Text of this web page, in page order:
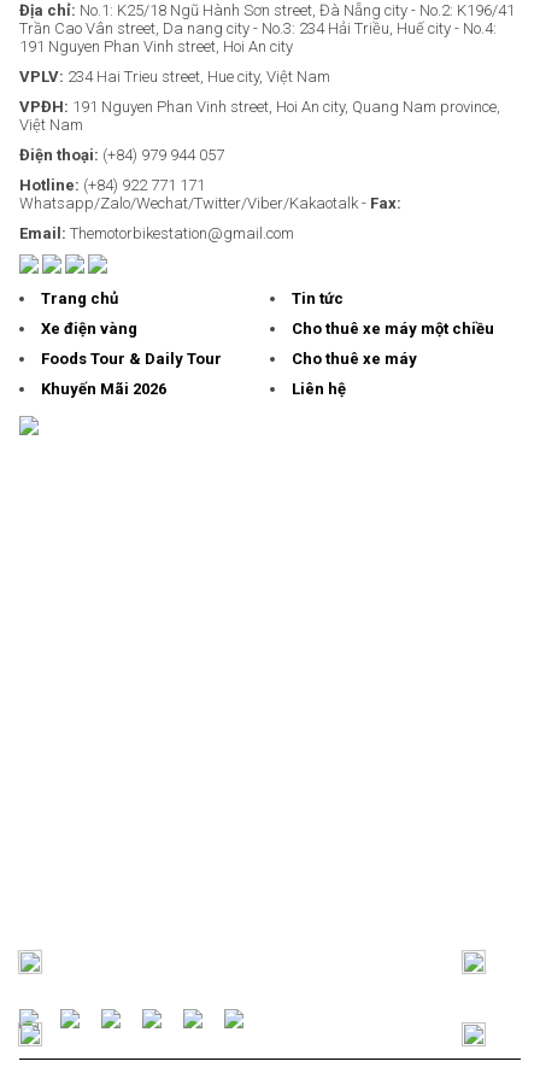
Địa chỉ: No.1: K25/18 Ngũ Hành Sơn street, Đà Nẵng city - No.2: K196/41
Trần Cao Vân street, Da nang city - No.3: 234 Hải Triều, Huế city - No.4:
191 Nguyen Phan Vinh street, Hoi An city
VPLV: 234 Hai Trieu street, Hue city, Việt Nam
VPĐH: 191 Nguyen Phan Vinh street, Hoi An city, Quang Nam province,
Việt Nam
Điện thoại: (+84) 979 944 057
Hotline: (+84) 922 771 171
Whatsapp/Zalo/Wechat/Twitter/Viber/Kakaotalk - Fax:
Email: Themotorbikestation@gmail.com
Trang chủ
Tin tức
Xe điện vàng
Cho thuê xe máy một chiều
Foods Tour & Daily Tour
Cho thuê xe máy
Khuyến Mãi 2026
Liên hệ